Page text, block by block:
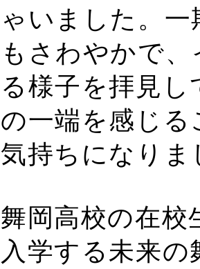
ゃいました。
もさわやかで
る様子を拝見
の一端を感じ
気持ちになりま
舞岡高校の在
入学する未来